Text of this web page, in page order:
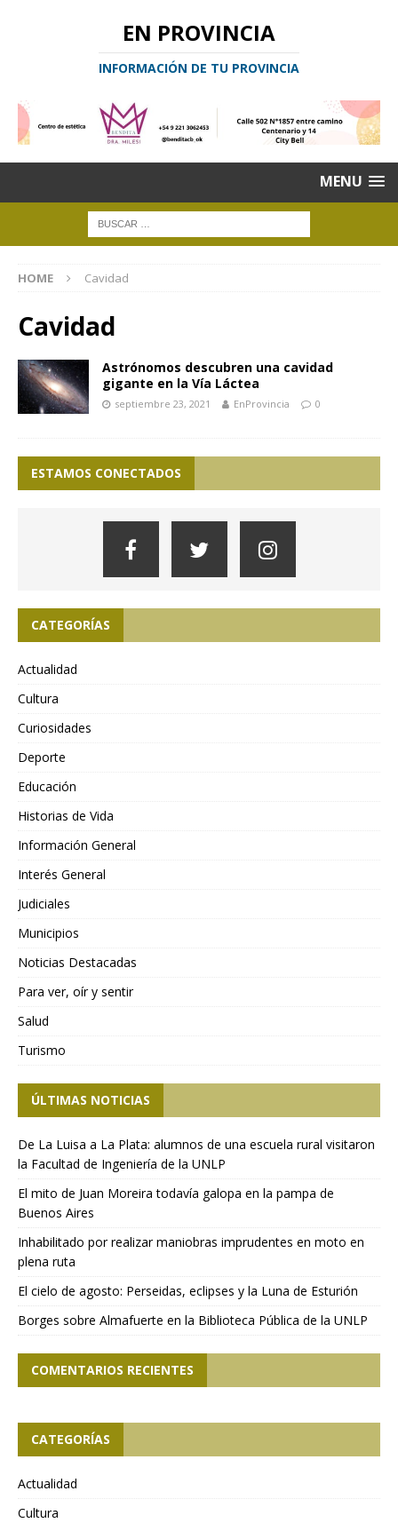
EN PROVINCIA
INFORMACIÓN DE TU PROVINCIA
MENU
HOME Cavidad
Cavidad
Astrónomos descubren una cavidad
gigante en la Vía Láctea
septiembre 23, 2021 EnProvincia 0
ESTAMOS CONECTADOS
CATEGORÍAS
Actualidad
Cultura
Curiosidades
Deporte
Educación
Historias de Vida
Información General
Interés General
Judiciales
Municipios
Noticias Destacadas
Para ver, oír y sentir
Salud
Turismo
ÚLTIMAS NOTICIAS
De La Luisa a La Plata: alumnos de una escuela rural visitaron
la Facultad de Ingeniería de la UNLP
El mito de Juan Moreira todavía galopa en la pampa de
Buenos Aires
Inhabilitado por realizar maniobras imprudentes en moto en
plena ruta
El cielo de agosto: Perseidas, eclipses y la Luna de Esturión
Borges sobre Almafuerte en la Biblioteca Pública de la UNLP
COMENTARIOS RECIENTES
CATEGORÍAS
Actualidad
Cultura